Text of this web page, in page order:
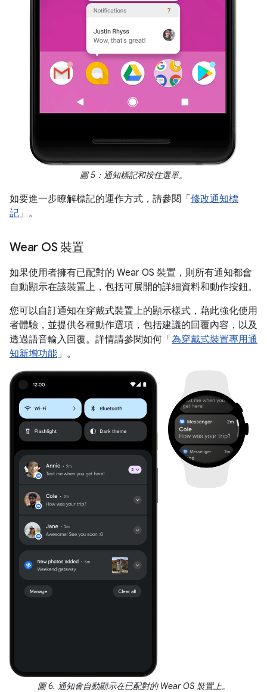
圖 5：通知標記和按住選單。
如要進一步瞭解標記的運作方式，請參閱「修改通知標
記 」。
Wear OS 裝置
如果使用者擁有已配對的 Wear OS 裝置，則所有通知都會
自動顯示在該裝置上，包括可展開的詳細資料和動作按鈕。
您可以自訂通知在穿戴式裝置上的顯示樣式，藉此強化使用
者體驗，並提供各種動作選項，包括建議的回覆內容，以及
透過語音輸入回覆。詳情請參閱如何「為穿戴式裝置專用通
知新增功能 」。
圖 6. 通知會自動顯示在已配對的 Wear OS 裝置上。